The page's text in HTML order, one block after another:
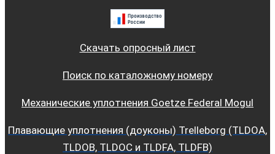
Скачать опросный лист
Поиск по каталожному номеру
Механические уплотнения Goetze Federal Mogul
Плавающие уплотнения (доуконы) Trelleborg (TLDOA,
TLDOB, TLDOC и TLDFA, TLDFB)